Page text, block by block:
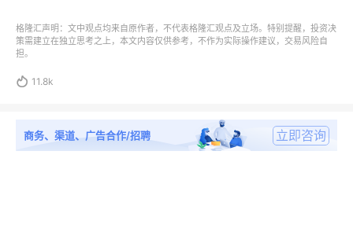
格隆汇声明：文中观点均来自原作者，不代表格隆汇观点及立场。特别提醒，投资决
策需建立在独立思考之上，本文内容仅供参考，不作为实际操作建议，交易风险自
担。
 11.8k
商务、渠道、广告合作/招聘 立即咨询